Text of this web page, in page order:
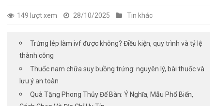
149 lượt xem 28/10/2025 Tin khác
Trứng lép làm ivf được không? Điều kiện, quy trình và tỷ lệ
thành công
Thuốc nam chữa suy buồng trứng: nguyên lý, bài thuốc và
lưu ý an toàn
Quà Tặng Phong Thủy Để Bàn: Ý Nghĩa, Mẫu Phổ Biến,